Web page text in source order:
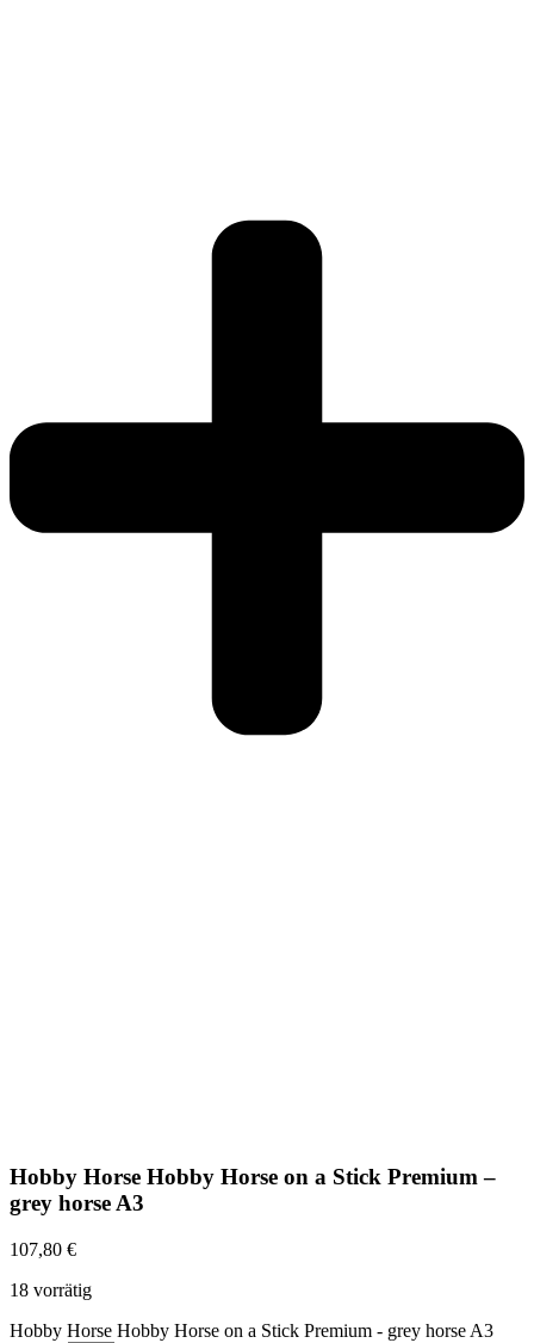
Hobby Horse Hobby Horse on a Stick Premium –
grey horse A3
107,80 €
18 vorrätig
Hobby Horse Hobby Horse on a Stick Premium - grey horse A3